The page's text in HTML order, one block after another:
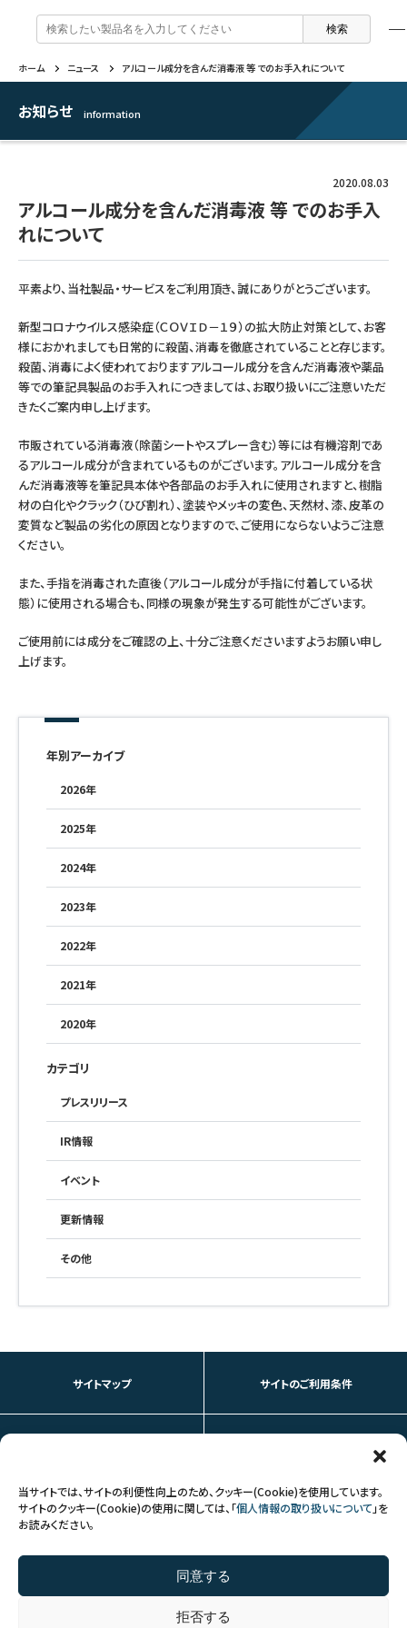
当サイトでは、サイトの利便性向上のため、クッキー(Cookie)を使用しています。
サイトのクッキー(Cookie)の使用に関しては、「個人情報の取り扱いについて」を
お読みください。
同意する
拒否する
検
索
:
製品情報 戻る
ボールペン
シャープペンシル
複合筆記具
マーキングペン
ふでペン
その他文房具
シリーズ
製品情報
企業情報 戻る
採用情報
IR・CSR情報
企業情報
特集 戻る
動画コンテンツを見る
よくあるご質問 戻る
芯の交換・補充方法について
ホーム ニュース アルコール成分を含んだ消毒液 等 でのお手入れについて
お知らせ information
2020.08.03
アルコール成分を含んだ消毒液 等 でのお手入
れについて
平素より、当社製品・サービスをご利用頂き、誠にありがとうございます。
新型コロナウイルス感染症（ＣＯＶＩＤ－１９）の拡大防止対策として、お客
様におかれましても日常的に殺菌、消毒を徹底されていることと存じます。
殺菌、消毒によく使われておりますアルコール成分を含んだ消毒液や薬品
等での筆記具製品のお手入れにつきましては、お取り扱いにご注意いただ
きたくご案内申し上げます。
市販されている消毒液（除菌シートやスプレー含む）等には有機溶剤であ
るアルコール成分が含まれているものがございます。アルコール成分を含
んだ消毒液等を筆記具本体や各部品のお手入れに使用されますと、樹脂
材の白化やクラック（ひび割れ）、塗装やメッキの変色、天然材、漆、皮革の
変質など製品の劣化の原因となりますので、ご使用にならないようご注意
ください。
また、手指を消毒された直後（アルコール成分が手指に付着している状
態）に使用される場合も、同様の現象が発生する可能性がございます。
ご使用前には成分をご確認の上、十分ご注意くださいますようお願い申し
上げます。
年別アーカイブ
2026年
2025年
2024年
2023年
2022年
2021年
2020年
カテゴリ
プレスリリース
IR情報
イベント
更新情報
その他
サイトマップ サイトのご利用条件
FOLLOW US